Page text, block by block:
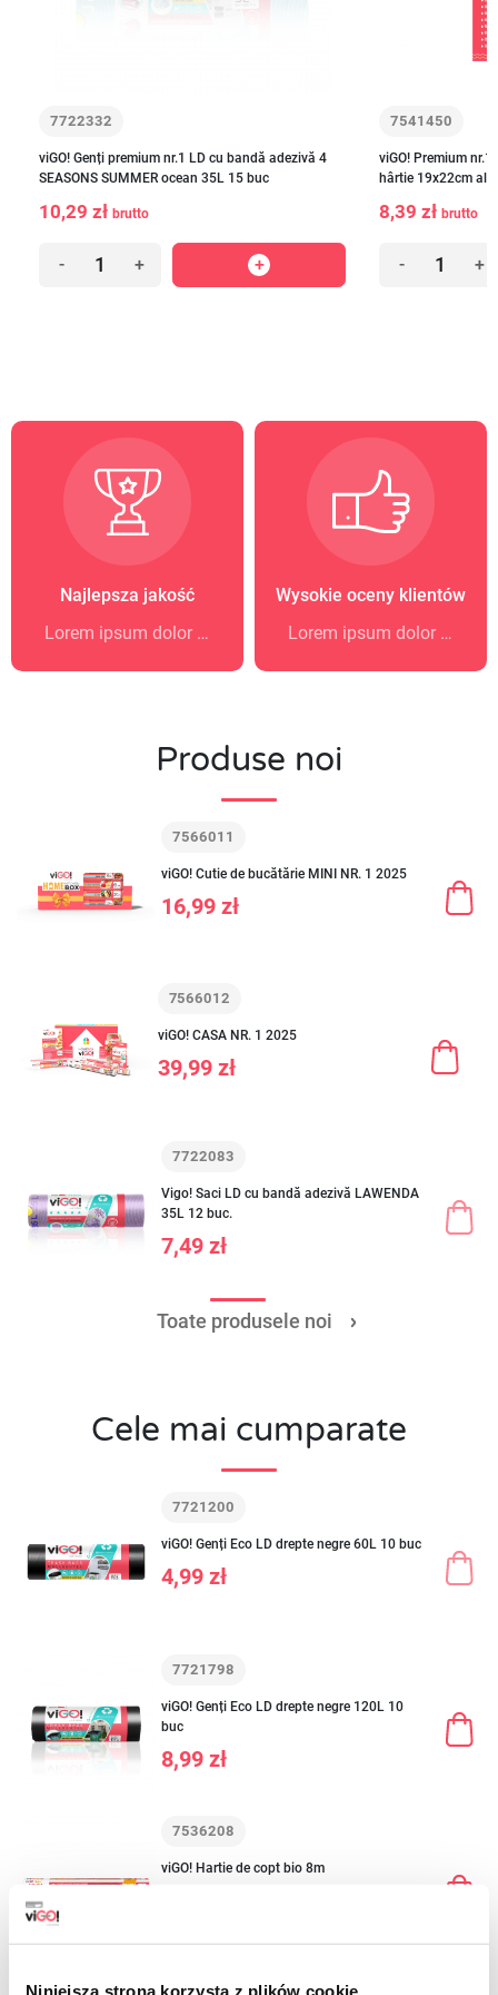
Niniejsza strona korzysta z plików cookie
7722332
viGO! Genți premium nr.1 LD cu bandă adezivă 4
SEASONS SUMMER ocean 35L 15 buc
10,29 zł brutto
- +
7541450
viGO! Premium
hârtie 19x22cm
8,39 zł brutto
- +
Najlepsza jakość
Lorem ipsum dolor sit amet
Wysokie oceny klientów
Lorem ipsum dolor sit amet
Produse noi
7566011
viGO! Cutie de bucătărie MINI NR. 1 2025
16,99 zł
7566012
viGO! CASA NR. 1 2025
39,99 zł
7722083
Vigo! Saci LD cu bandă adezivă LAWENDA
35L 12 buc.
7,49 zł
Toate produsele noi
Cele mai cumparate
7721200
viGO! Genți Eco LD drepte negre 60L 10 buc
4,99 zł
7721798
viGO! Genți Eco LD drepte negre 120L 10
buc
8,99 zł
7536208
viGO! Hartie de copt bio 8m